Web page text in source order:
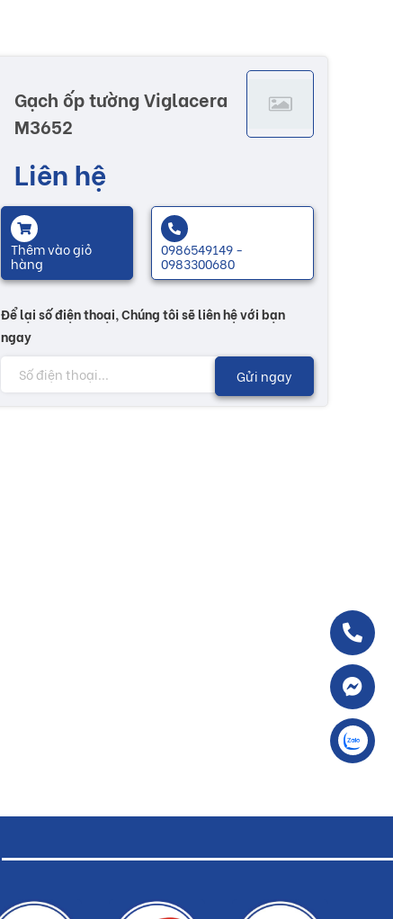
Gạch ốp tường Viglacera
M3652
Liên hệ
Thêm vào giỏ
hàng
0986549149 -
0983300680
Để lại số điện thoại, Chúng tôi sẽ liên hệ với bạn
ngay
Gửi ngay